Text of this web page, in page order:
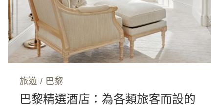
旅遊 / 巴黎
巴黎精選酒店：為各類旅客而設的